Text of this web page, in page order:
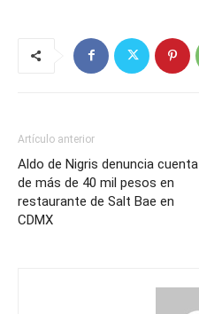
Artículo anterior
Aldo de Nigris denuncia cuenta
de más de 40 mil pesos en
restaurante de Salt Bae en
CDMX